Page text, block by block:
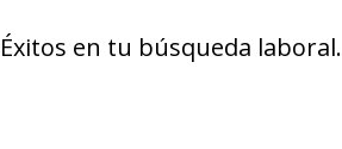
Éxitos en tu búsqueda laboral.